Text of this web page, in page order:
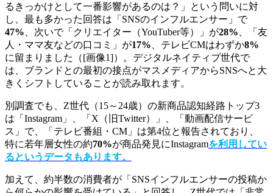
るきっかけとして一番影響があるのは？」という問いに対
し、最も多かった回答は「SNSのインフルエンサー」で
47% 、次いで「クリエイター（YouTuber等）」が28% 、「友
人・ママ友などの口コミ」が17% 、テレビCMはわずか8%
に留まりました（[画像1]）。デジタルネイティブ世代で
は、ブランドとの最初の接点がマスメディアからSNSへと大
きくシフトしていることが読み取れます。
別調査でも、Z世代（15～24歳）の新商品認知経路トップ3
は「Instagram」、「X（旧Twitter）」、「動画配信サービ
ス」で、「テレビ番組・CM」は第4位と報告されており、
特に若年層女性の約70%が商品発見にInstagramを利用してい
るというデータもあります。
加えて、約半数の消費者が「SNSインフルエンサーの投稿か